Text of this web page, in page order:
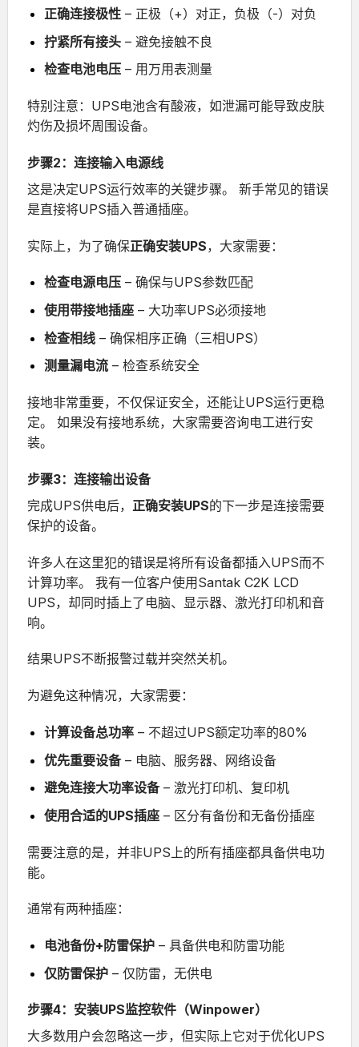
正确连接极性– 正极（+）对正，负极（-）对负
拧紧所有接头– 避免接触不良
检查电池电压– 用万用表测量
特别注意：UPS电池含有酸液，如泄漏可能导致皮肤
灼伤及损坏周围设备。
步骤2：连接输入电源线
这是决定UPS运行效率的关键步骤。 新手常见的错误
是直接将UPS插入普通插座。
实际上，为了确保正确安装UPS，大家需要：
检查电源电压– 确保与UPS参数匹配
使用带接地插座– 大功率UPS必须接地
检查相线– 确保相序正确（三相UPS）
测量漏电流– 检查系统安全
接地非常重要，不仅保证安全，还能让UPS运行更稳
定。 如果没有接地系统，大家需要咨询电工进行安
装。
步骤3：连接输出设备
完成UPS供电后， 正确安装UPS的下一步是连接需要
保护的设备。
许多人在这里犯的错误是将所有设备都插入UPS而不
计算功率。 我有一位客户使用Santak C2K LCD
UPS，却同时插上了电脑、显示器、激光打印机和音
响。
结果UPS不断报警过载并突然关机。
为避免这种情况，大家需要：
计算设备总功率– 不超过UPS额定功率的80%
优先重要设备– 电脑、服务器、网络设备
避免连接大功率设备– 激光打印机、复印机
使用合适的UPS插座– 区分有备份和无备份插座
需要注意的是，并非UPS上的所有插座都具备供电功
能。
通常有两种插座：
电池备份+防雷保护– 具备供电和防雷功能
仅防雷保护– 仅防雷，无供电
步骤4：安装UPS监控软件（Winpower）
大多数用户会忽略这一步，但实际上它对于优化UPS